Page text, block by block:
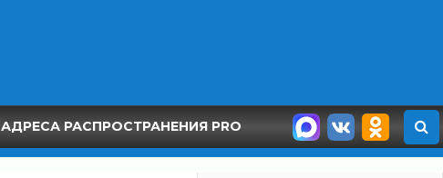
АДРЕСА РАСПРОСТРАНЕНИЯ PRO